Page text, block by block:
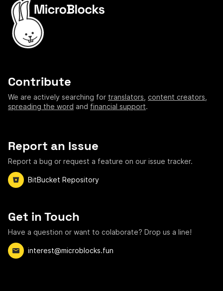
Contribute
We are actively searching for translators content creators
spreading the word and financial support.
Report an Issue
Report a bug or request a feature on our issue tracker.
BitBucket Repository
Get in Touch
Have a question or want to colaborate? Drop us a line!
interest@microblocks.fun